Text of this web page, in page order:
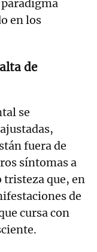
en los
de
se
fuera de
síntomas a
que, en
de
cursa con